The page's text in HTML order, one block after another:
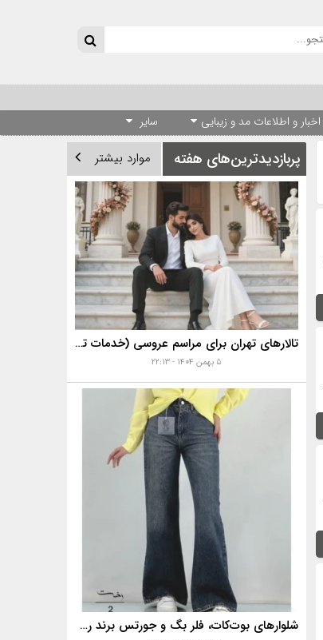
اخبار و اطلاعات مد و زیبایی سایر
پربازدیدترین‌های هفته موارد بیشتر
تالارهای تهران برای مراسم عروسی (خدمات تالارهای برتر)
۵ بهمن ۱۴۰۴ - ۲۲:۱۳
شلوارهای بوت‌کات، فلر بگ و جورتس برند رخت